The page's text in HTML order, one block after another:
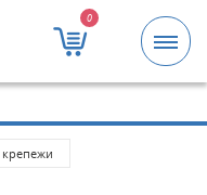
0
оптом.
крепежи